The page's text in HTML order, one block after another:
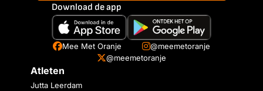
Download de app
Mee Met Oranje
@meemetoranje
@meemetoranje
Atleten
Jutta Leerdam